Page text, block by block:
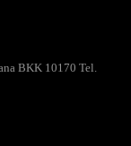
BKK 10170 Tel.